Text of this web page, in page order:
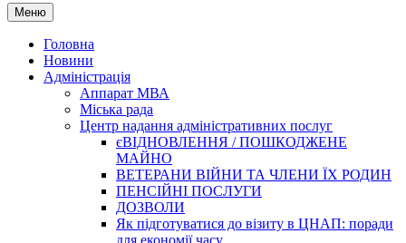
Меню Skip
to
content
Головна
Новини
Адміністрація
Аппарат МВА
Міська рада
Центр надання адміністративних послуг
єВІДНОВЛЕННЯ / ПОШКОДЖЕНЕ
МАЙНО
ВЕТЕРАНИ ВІЙНИ ТА ЧЛЕНИ ЇХ РОДИН
ПЕНСІЙНІ ПОСЛУГИ
ДОЗВОЛИ
Як підготуватися до візиту в ЦНАП: поради
для економії часу